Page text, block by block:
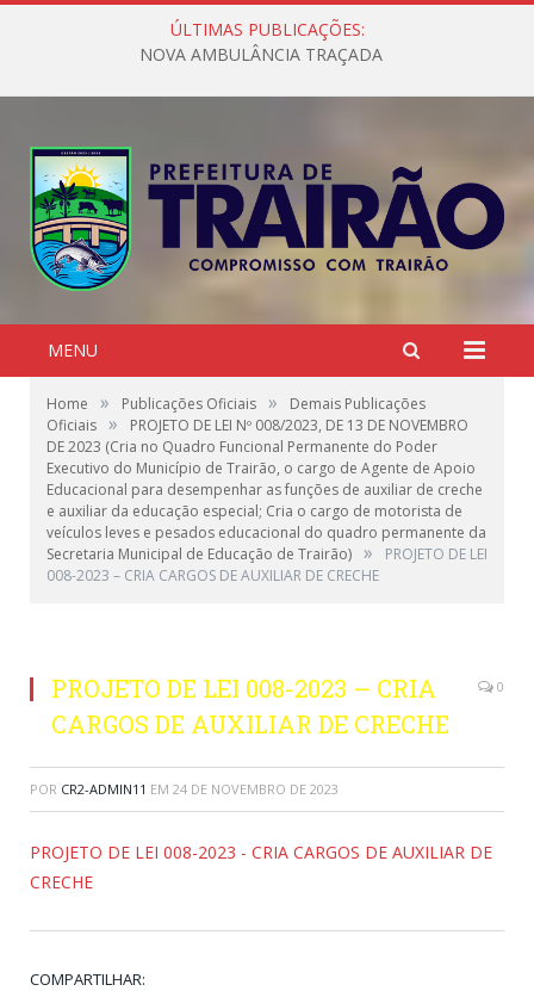
ÚLTIMAS PUBLICAÇÕES:
NOVA AMBULÂNCIA TRAÇADA
MENU
Home » Publicações Oficiais »
Demais Publicações
Oficiais »
PROJETO DE LEI Nº 008/2023, DE 13 DE NOVEMBRO
DE 2023 (Cria no Quadro Funcional Permanente do Poder
Executivo do Município de Trairão, o cargo de Agente de Apoio
Educacional para desempenhar as funções de auxiliar de creche
e auxiliar da educação especial; Cria o cargo de motorista de
veículos leves e pesados educacional do quadro permanente da
Secretaria Municipal de Educação de Trairão) »
PROJETO DE LEI
008-2023 – CRIA CARGOS DE AUXILIAR DE CRECHE
PROJETO DE LEI 008-2023 – CRIA
CARGOS DE AUXILIAR DE CRECHE
0
POR CR2-ADMIN11 EM 24 DE NOVEMBRO DE 2023
PROJETO DE LEI 008-2023 - CRIA CARGOS DE AUXILIAR DE
CRECHE
COMPARTILHAR: